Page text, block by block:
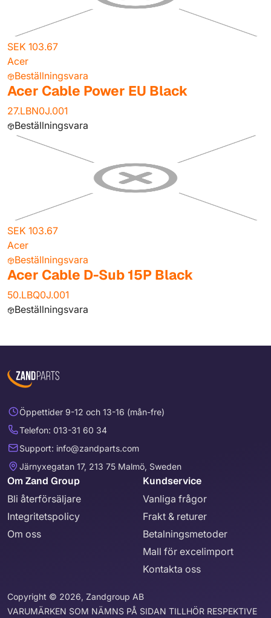
SEK 103.67
Acer
Beställningsvara
Acer Cable Power EU Black
27.LBN0J.001
Beställningsvara
SEK 103.67
Acer
Beställningsvara
Acer Cable D-Sub 15P Black
50.LBQ0J.001
Beställningsvara
Öppettider 9-12 och 13-16 (mån-fre)
Telefon: 013-31 60 34
Support: info@zandparts.com
Järnyxegatan 17, 213 75 Malmö, Sweden
Om Zand Group
Bli återförsäljare
Integritetspolicy
Om oss
Kundservice
Vanliga frågor
Frakt & returer
Betalningsmetoder
Mall för excelimport
Kontakta oss
Copyright © 2026, Zandgroup AB
VARUMÄRKEN SOM NÄMNS PÅ SIDAN TILLHÖR RESPEKTIVE